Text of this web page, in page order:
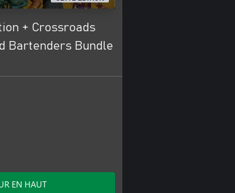
+ Crossroads
Bartenders Bundle
EN HAUT